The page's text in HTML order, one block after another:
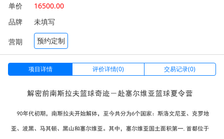
单价
16500.00
品牌
未填写
营期 预约定制
项目详情 评价详情(0) 交易记录(0)